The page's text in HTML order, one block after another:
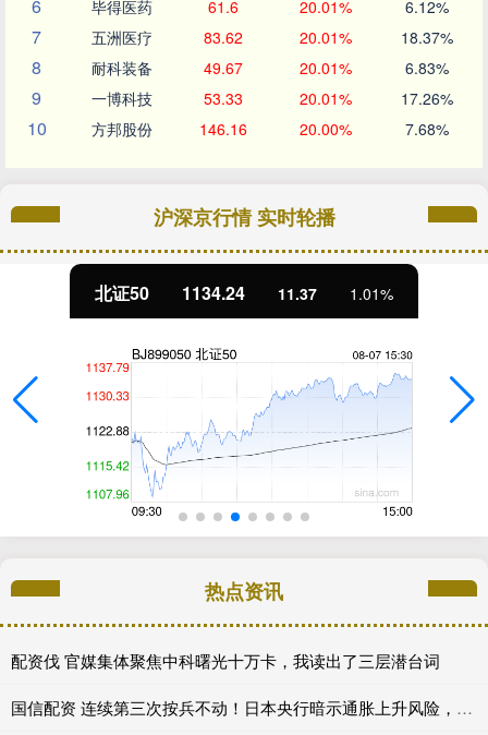
6 毕得医药 61.6 20.01% 6.12%
7 五洲医疗 83.62 20.01% 18.37%
8 耐科装备 49.67 20.01% 6.83%
9 一博科技 53.33 20.01% 17.26%
10 方邦股份 146.16 20.00% 7.68%
沪深京行情 实时轮播
北证50 1134.24 11.37 1.01%
热点资讯
配资伐 官媒集体聚焦中科曙光十万卡，我读出了三层潜台词
国信配资 连续第三次按兵不动！日本央行暗示通胀上升风险，日元短线拉升